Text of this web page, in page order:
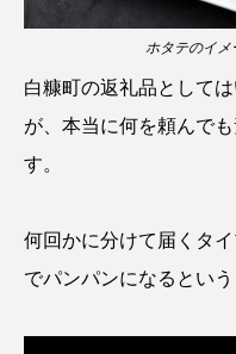
オットセイ オニ
オーストラリア
カイロウドウケツ
カクレクマノミ
ホタテのイメ
白糠町の返礼品としては
が、本当に何を頼んで
す。
何回かに分けて届くタ
でパンパンになるとい